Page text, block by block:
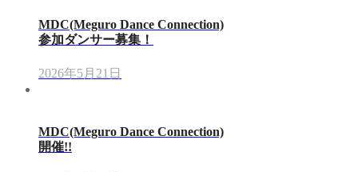
MDC(Meguro Dance Connection)
参加ダンサー募集！
2026年5月21日
MDC(Meguro Dance Connection)
開催!!